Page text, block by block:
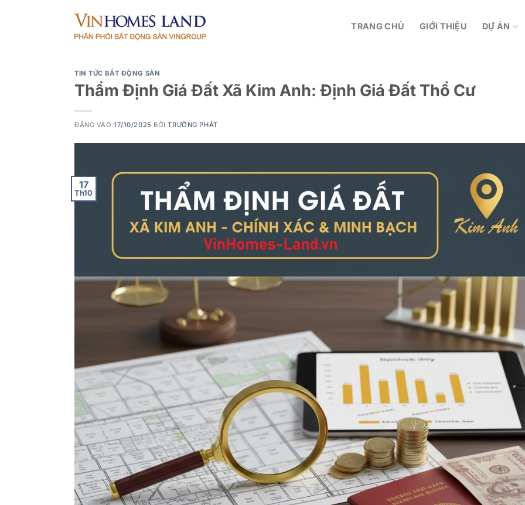
TRANG CHỦ GIỚI THIỆU DỰ ÁN
TIN TỨC BẤT ĐỘNG SẢN
Thẩm Định Giá Đất Xã Kim Anh: Định Giá Đất Thổ Cư
ĐĂNG VÀO17/10/2025 BỞITRƯỜNG PHÁT
17
Th10